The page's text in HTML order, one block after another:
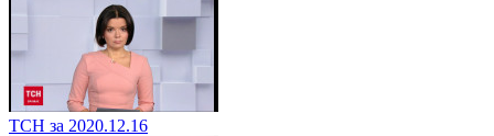
ТСН за 2020.12.16